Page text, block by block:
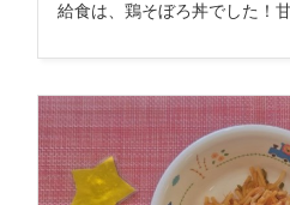
給食は、鶏そぼろ丼でした！